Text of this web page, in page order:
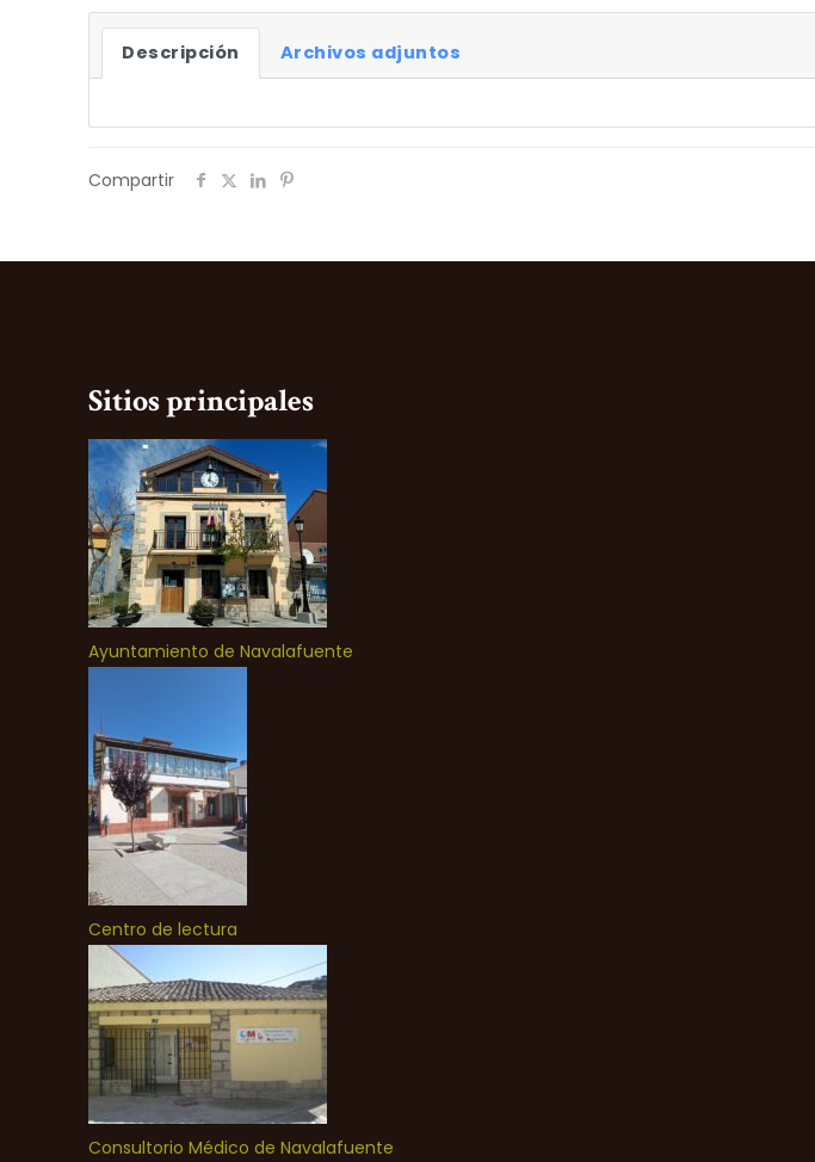
Descripción Archivos adjuntos
Compartir
Sitios principales
Ayuntamiento de Navalafuente
Centro de lectura
Consultorio Médico de Navalafuente